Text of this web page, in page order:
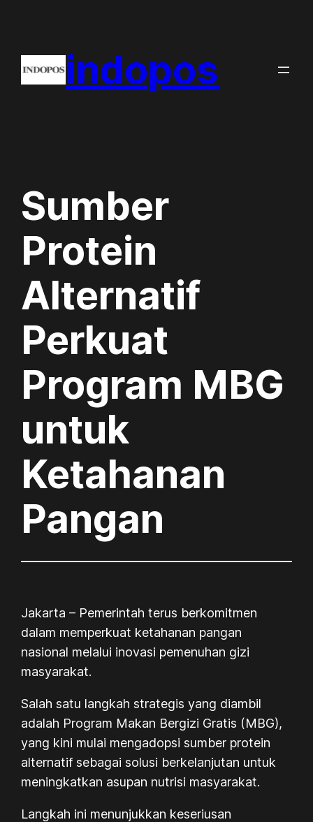
content
indopos
Sumber
Protein
Alternatif
Perkuat
Program MBG
untuk
Ketahanan
Pangan
Jakarta – Pemerintah terus berkomitmen
dalam memperkuat ketahanan pangan
nasional melalui inovasi pemenuhan gizi
masyarakat.
Salah satu langkah strategis yang diambil
adalah Program Makan Bergizi Gratis (MBG),
yang kini mulai mengadopsi sumber protein
alternatif sebagai solusi berkelanjutan untuk
meningkatkan asupan nutrisi masyarakat.
Langkah ini menunjukkan keseriusan